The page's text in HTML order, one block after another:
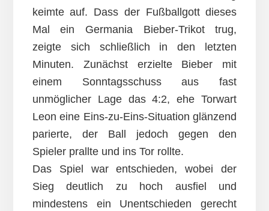
keimte auf. Dass der Fußballgott dieses
Mal ein Germania Bieber-Trikot trug,
zeigte sich schließlich in den letzten
Minuten. Zunächst erzielte Bieber mit
einem Sonntagsschuss aus fast
unmöglicher Lage das 4:2, ehe Torwart
Leon eine Eins-zu-Eins-Situation glänzend
parierte, der Ball jedoch gegen den
Spieler prallte und ins Tor rollte.
Das Spiel war entschieden, wobei der
Sieg deutlich zu hoch ausfiel und
mindestens ein Unentschieden gerecht